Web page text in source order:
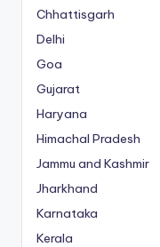
Chhattisgarh
Delhi
Goa
Gujarat
Haryana
Himachal Pradesh
Jammu and Kashmir
Jharkhand
Karnataka
Kerala